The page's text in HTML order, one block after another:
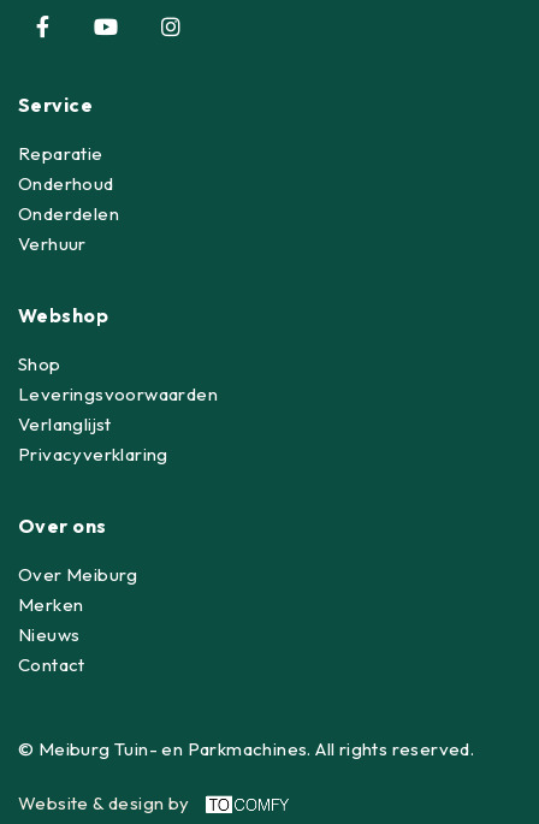
Service
Reparatie
Onderhoud
Onderdelen
Verhuur
Webshop
Shop
Leveringsvoorwaarden
Verlanglijst
Privacyverklaring
Over ons
Over Meiburg
Merken
Nieuws
Contact
© Meiburg Tuin- en Parkmachines. All rights reserved.
Website & design by